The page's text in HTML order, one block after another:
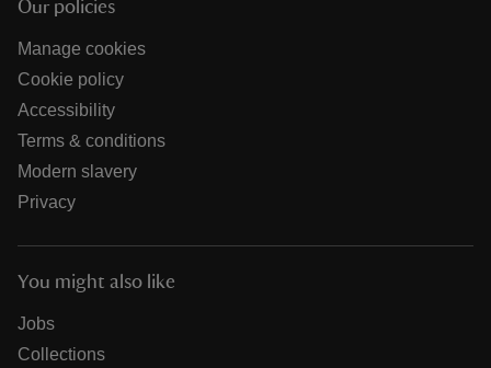
Our policies
Manage cookies
Cookie policy
Accessibility
Terms & conditions
Modern slavery
Privacy
You might also like
Jobs
Collections